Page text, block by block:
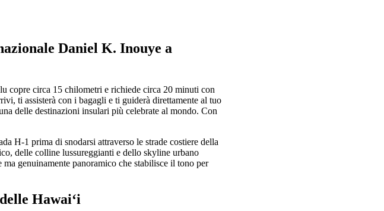
Daniel K. Inouye a
circa 15 chilometri e richiede circa 20 minuti con
ti assisterà con i bagagli e ti guiderà direttamente al tuo
delle destinazioni insulari più celebrate al mondo. Con
H-1 prima di snodarsi attraverso le strade costiere della
delle colline lussureggianti e dello skyline urbano
genuinamente panoramico che stabilisce il tono per
Hawaiʻi